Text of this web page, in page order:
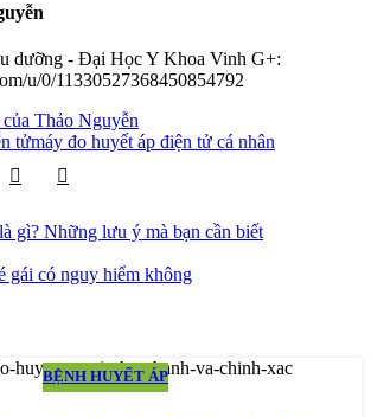
dưỡng - Đại Học Y Khoa Vinh G+:
u/0/11330527368450854792
Thảo Nguyễn
tửmáy đo huyết áp điện tử cá nhân
gì? Những lưu ý mà bạn cần biết
gái có nguy hiểm không
BỆNH HUYẾT ÁP